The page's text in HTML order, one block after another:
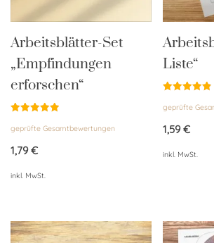
Arbeitsblätter-Set
„Empfindungen
erforschen“
mit
von 5
geprüfte Gesamtbewertungen
1,79€
inkl. MwSt.
Liste“
mit
von 5
geprüfte
1,59€
inkl. MwSt.